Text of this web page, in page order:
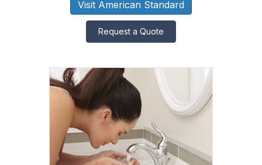
Visit American Standard
Request a Quote